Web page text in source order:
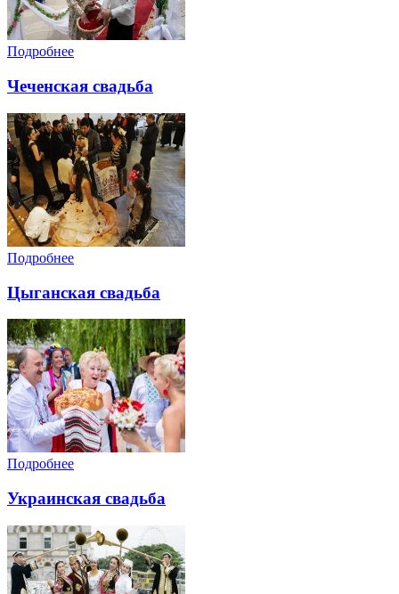
Подробнее
Чеченская свадьба
Подробнее
Цыганская свадьба
Подробнее
Украинская свадьба